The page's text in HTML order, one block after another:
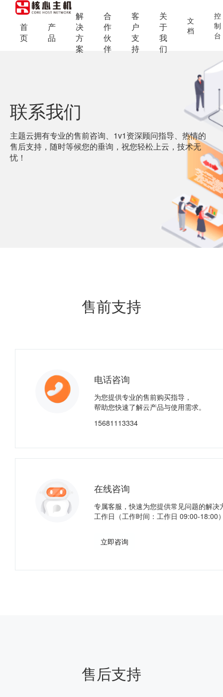
首
页
产
品
解
决
方
案
合
作
伙
伴
客
户
支
持
关
于
我
们
文
档
控
制
台
联系我们
主题云拥有专业的售前咨询、1v1资深顾问指导、热情的
售后支持，随时等候您的垂询，祝您轻松上云，技术无
忧！
售前支持
电话咨询
为您提供专业的售前购买指导，
帮助您快速了解云产品与使用需求。
15681113334
在线咨询
专属客服，快速为您提供常见问题的解决
工作日（工作时间：工作日 09:00-18:00
立即咨询
售后支持